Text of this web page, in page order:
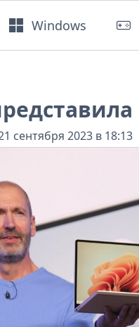
Windows
сентября 2023 в 18:13